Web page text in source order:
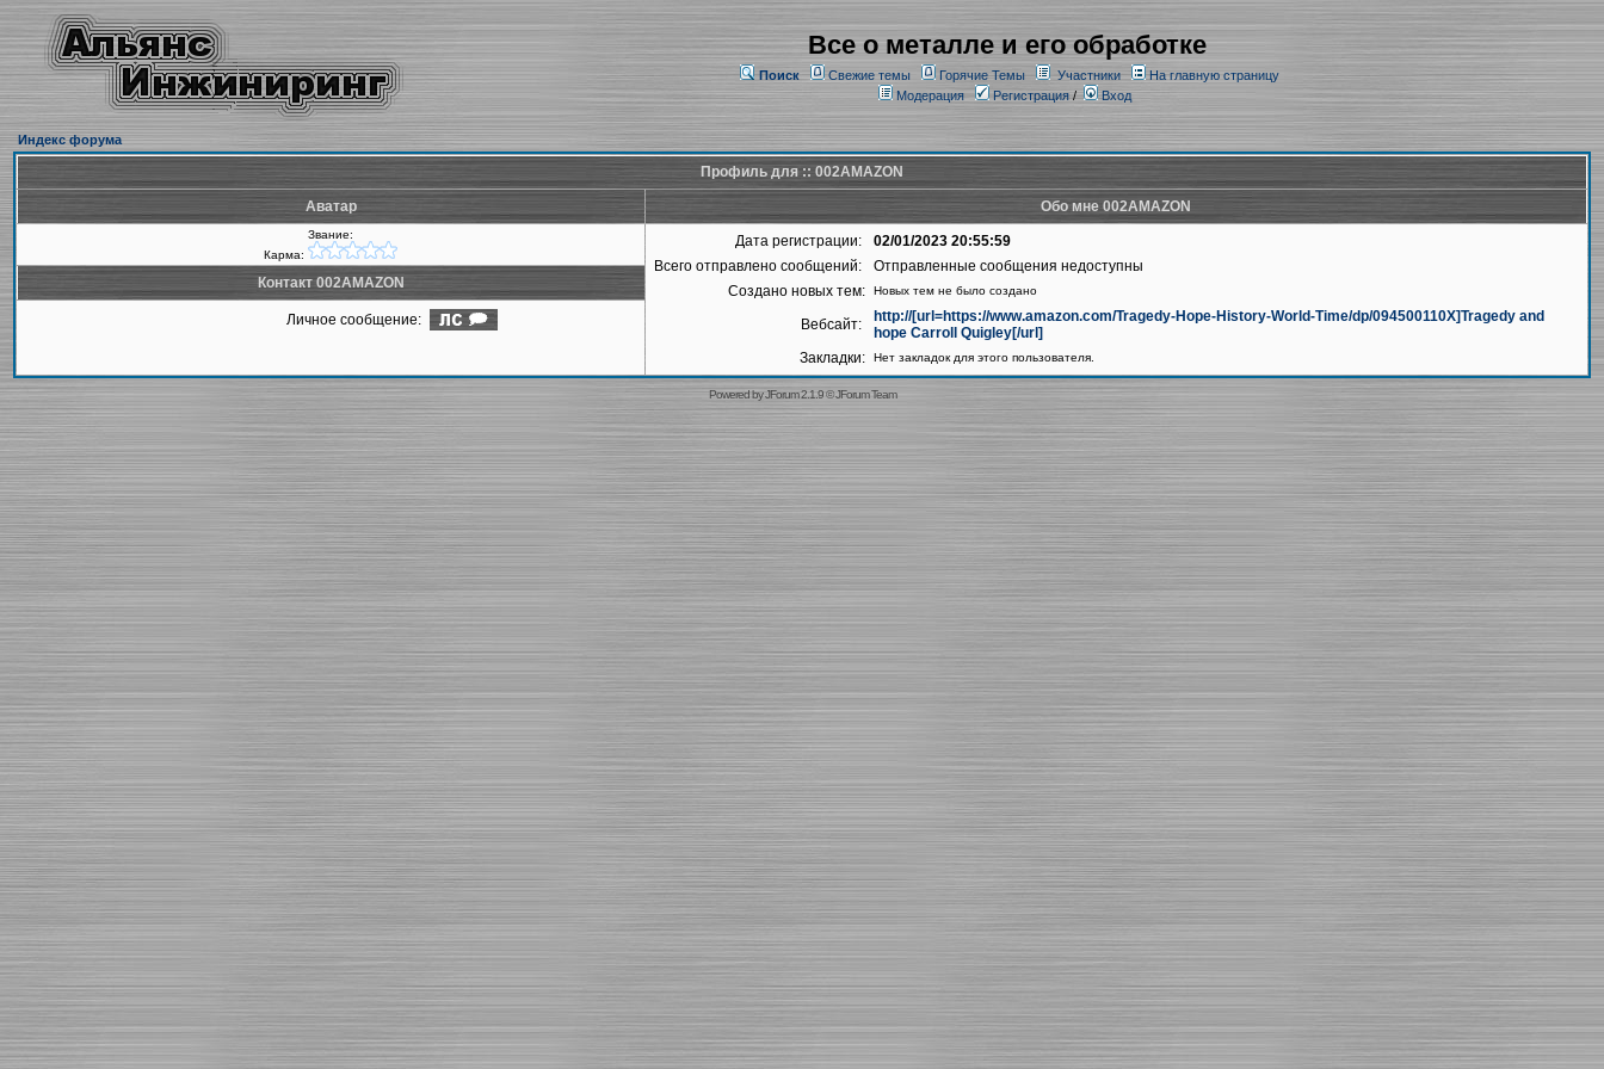
Все о металле и его обработке
Поиск Свежие темы Горячие Темы Участники
На главную страницу
Модерация
Регистрация/ Вход
Индекс форума
Профиль для :: 002AMAZON
Аватар Обо мне 002AMAZON
Звание:
Карма:
Дата регистрации:
02/01/2023 20:55:59
Всего отправлено сообщений:
Отправленные сообщения недоступны
Создано новых тем:
Новых тем не было создано
Вебсайт:
http://[url=https://www.amazon.com/Tragedy-Hope-History-World-Time/dp/094500110X]Tragedy and
hope Carroll Quigley[/url]
Закладки:
Нет закладок для этого пользователя.
Контакт 002AMAZON
Личное сообщение:
Powered byJForum 2.1.9©JForum Team